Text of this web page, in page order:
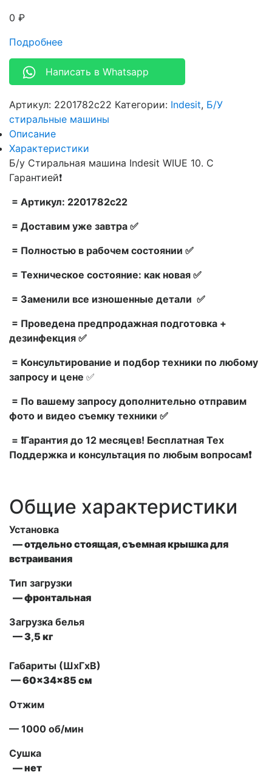
0 ₽
Подробнее
Написать в Whatsapp
Артикул: 2201782c22 Категории: Indesit, Б/У
стиральные машины
Описание
Характеристики
Б/у Стиральная машина Indesit WIUE 10. С
Гарантией❗
= Артикул: 2201782c22
= Доставим уже завтра ✅
= Полностью в рабочем состоянии ✅
= Техническое состояние: как новая ✅
= Заменили все изношенные детали ✅
= Проведена предпродажная подготовка +
дезинфекция ✅
= Консультирование и подбор техники по любому
запросу и цене ✅
= По вашему запросу дополнительно отправим
фото и видео съемку техники ✅
= ❗Гарантия до 12 месяцев! Бесплатная Тех
Поддержка и консультация по любым вопросам❗
Общие характеристики
Установка
— отдельно стоящая, съемная крышка для
встраивания
Тип загрузки
— фронтальная
Загрузка белья
— 3,5 кг
Габариты (ШxГxВ)
— 60x34x85 см
Отжим
— 1000 об/мин
Сушка
— нет